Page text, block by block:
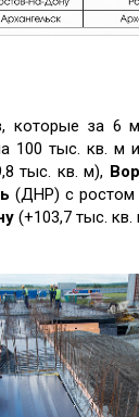
которые за 6
100 тыс. кв. м
тыс. кв. м),
(ДНР) с ростом
(+103,7 тыс. кв.